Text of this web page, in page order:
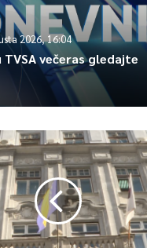
Article Rating
2026, 16:04
TVSA večeras gledajte